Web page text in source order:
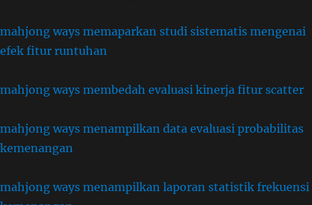
mahjong ways memaparkan studi sistematis mengenai
efek fitur runtuhan
mahjong ways membedah evaluasi kinerja fitur scatter
mahjong ways menampilkan data evaluasi probabilitas
kemenangan
mahjong ways menampilkan laporan statistik frekuensi